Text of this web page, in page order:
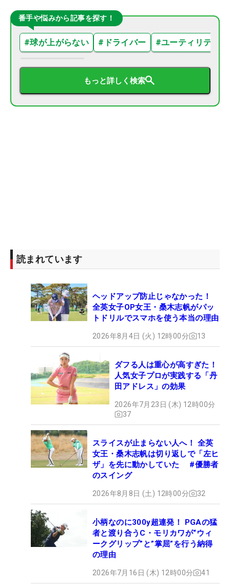
番手や悩みから記事を探す！
#球が上がらない # ドライバー #ユーティリティ
もっと詳しく検索
読まれています
ヘッドアップ防止じゃなかった！
全英女子OP女王・桑木志帆がパッ
トドリルでスマホを使う本当の理由
2026年8月4日 (火) 12時00分 13
ダフる人は重心が高すぎた！
人気女子プロが実践する「丹
田アドレス」の効果
2026年7月23日 (木) 12時00分
37
スライスが止まらない人へ！ 全英
女王・桑木志帆は切り返しで「左ヒ
ザ」を先に動かしていた #優勝者
のスイング
2026年8月8日 (土) 12時00分 32
小柄なのに300y超連発！ PGAの猛
者と渡り合うC・モリカワが“ウィ
ークグリップ”と”掌屈”を行う納得
の理由
2026年7月16日 (木) 12時00分 41